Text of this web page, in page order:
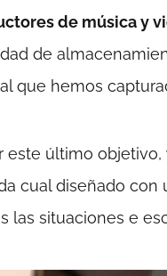
de música y
de
que hemos
este último objetivo,
cual diseñado con
las situaciones e